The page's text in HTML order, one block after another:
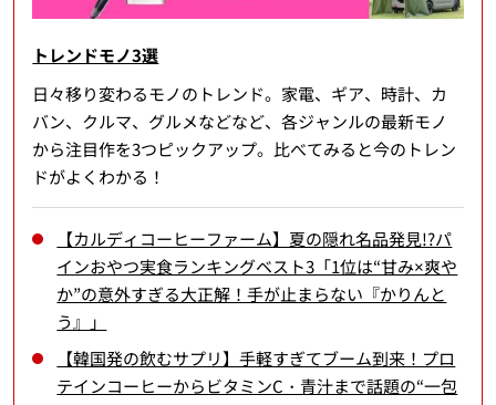
トレンドモノ3選
日々移り変わるモノのトレンド。家電、ギア、時計、カ
バン、クルマ、グルメなどなど、各ジャンルの最新モノ
から注目作を3つピックアップ。比べてみると今のトレン
ドがよくわかる！
【カルディコーヒーファーム】夏の隠れ名品発見!?パ
インおやつ実食ランキングベスト3「1位は“甘み×爽や
か”の意外すぎる大正解！手が止まらない『かりんと
う』」
【韓国発の飲むサプリ】手軽すぎてブーム到来！プロ
テインコーヒーからビタミンC・青汁まで話題の“一包